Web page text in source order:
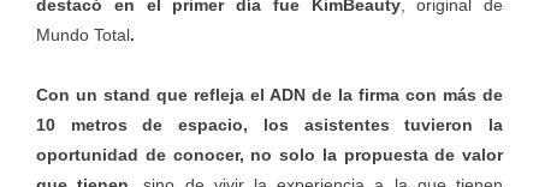
destacó en el primer día fue KimBeauty, original de
Mundo Total.
Con un stand que refleja el ADN de la firma con más de
10 metros de espacio, los asistentes tuvieron la
oportunidad de conocer, no solo la propuesta de valor